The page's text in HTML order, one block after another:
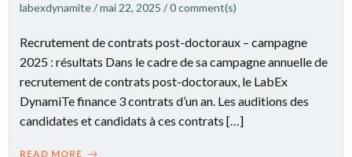
labexdynamite/mai 22, 2025 /0comment(s)
Recrutement de contrats post-doctoraux – campagne
2025 : résultats Dans le cadre de sa campagne annuelle de
recrutement de contrats post-doctoraux, le LabEx
DynamiTe finance 3 contrats d’un an. Les auditions des
candidates et candidats à ces contrats […]
READ MORE